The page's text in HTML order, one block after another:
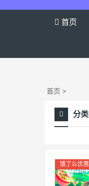
首页
首页 >
分类
饿了么优